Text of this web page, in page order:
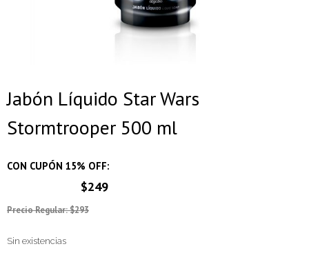
Jabón Líquido Star Wars
Stormtrooper 500 ml
CON CUPÓN 15% OFF:
$249
Precio Regular: $293
Sin existencias